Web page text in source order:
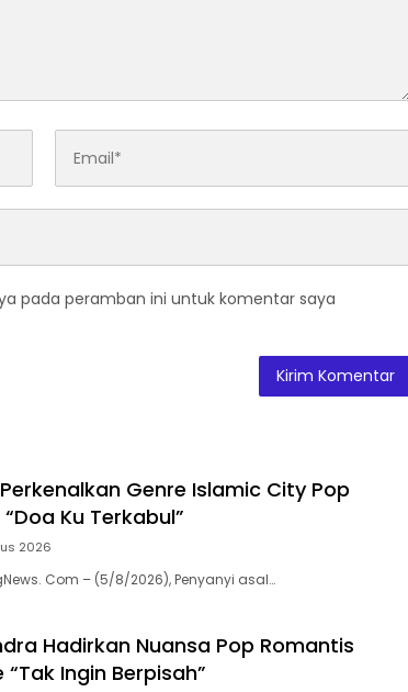
pada peramban ini untuk komentar saya
Genre Islamic City Pop
Ku Terkabul”
2026
Com – (5/8/2026), Penyanyi asal…
Hadirkan Nuansa Pop Romantis
Ingin Berpisah”